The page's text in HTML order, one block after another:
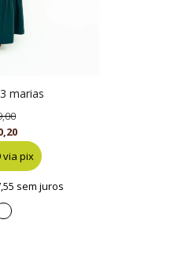
marias
via pix
sem juros